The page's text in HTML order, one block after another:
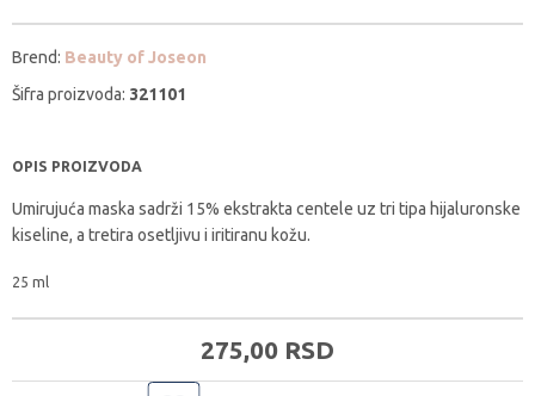
Brend: Beauty of Joseon
Šifra proizvoda: 321101
OPIS PROIZVODA
Umirujuća maska sadrži 15% ekstrakta centele uz tri tipa hijaluronske
kiseline, a tretira osetljivu i iritiranu kožu.
25 ml
275,00 RSD